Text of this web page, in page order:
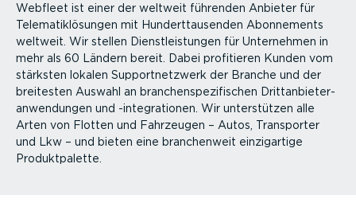
Webfleet ist einer der weltweit führenden Anbieter für
Telema­tik­lö­sungen mit Hundert­tau­senden Abonnements
weltweit. Wir stellen Dienst­leistungen für Unternehmen in
mehr als 60 Ländern bereit. Dabei profitieren Kunden vom
stärksten lokalen Support­netzwerk der Branche und der
breitesten Auswahl an branchen­spe­zi­fi­schen Dritt­an­bie­ter­
an­wen­dungen und -inte­gra­tionen. Wir unter­stützen alle
Arten von Flotten und Fahrzeugen – Autos, Transporter
und Lkw – und bieten eine branchenweit einzig­artige
Produkt­pa­lette.